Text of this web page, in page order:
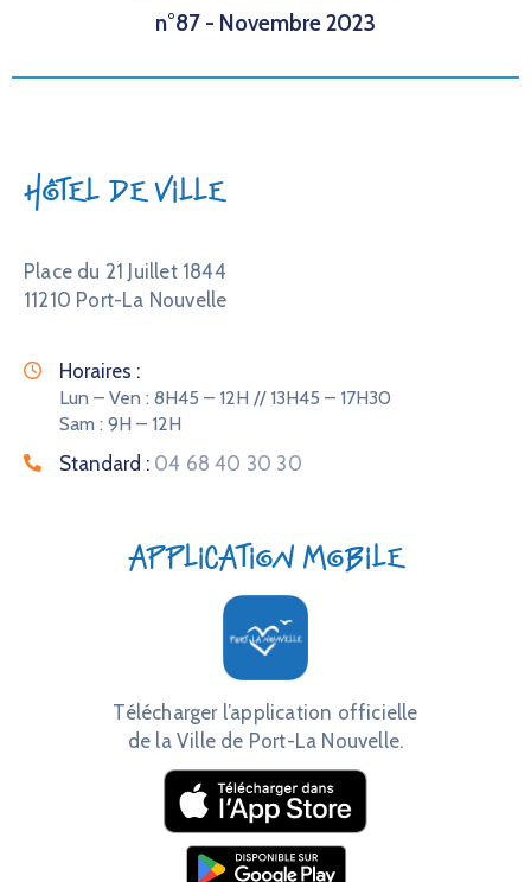
n°87 - Novembre 2023
Hôtel de Ville
Place du 21 Juillet 1844
11210 Port-La Nouvelle
Horaires :
Lun – Ven : 8H45 – 12H // 13H45 – 17H30
Sam : 9H – 12H
Standard : 04 68 40 30 30
Application mobile
Télécharger l’application officielle
de la Ville de Port-La Nouvelle.